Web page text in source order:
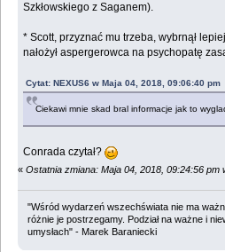
Szkłowskiego z Saganem).
* Scott, przyznać mu trzeba, wybrnął
nałożył aspergerowca na psychopatę
Cytat: NEXUS6 w Maja 04, 2018, 09:06:40 pm
Ciekawi mnie skad bral informacje jak to
Conrada czytał?
« Ostatnia zmiana: Maja 04, 2018, 09:24:56 pm
"Wśród wydarzeń wszechświata nie ma
różnie je postrzegamy. Podział na ważne i
umysłach" - Marek Baraniecki